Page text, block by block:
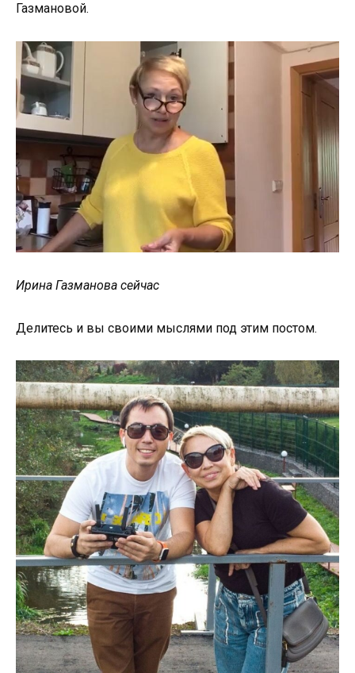
Газмановой.
Ирина Газманова сейчас
Делитесь и вы своими мыслями под этим постом.